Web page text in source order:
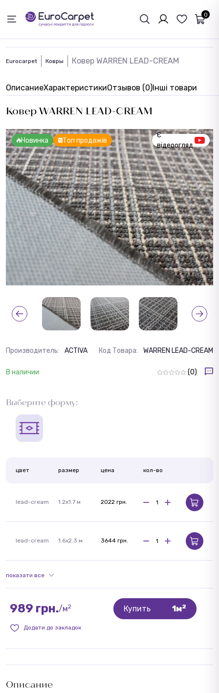
0
Eurocarpet Ковры Ковер WARREN LEAD-CREAM
ОписаниеХарактеристикиОтзывов (0)Інші товари
Ковер WARREN LEAD-CREAM
Новинка Топ продажів
Є
відеоогляд
Описание
Производитель: ACTIVA Код Товара: WARREN LEAD-CREAM
В наличии (0)
Выберите форму:
цвет размер цена кол-во
lead-cream 1.2x1.7 м 2022 грн.
lead-cream 1.6x2.3 м 3644 грн.
показати все
989 грн./м2 Купить 1м2
Додати до закладок
ОБРАТНАЯ СВЯЗЬ